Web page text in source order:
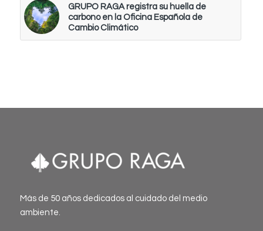
GRUPO RAGA registra su huella de
carbono en la Oficina Española de
Cambio Climático
Más de 50 años dedicados al cuidado del medio
ambiente.